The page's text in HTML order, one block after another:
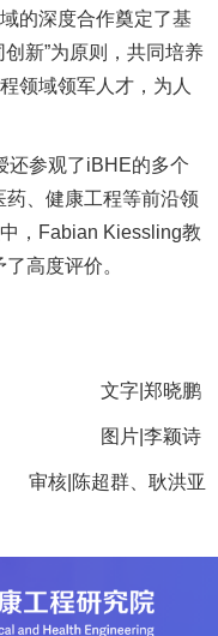
的深度合作奠定了基
新”为原则，共同培养
领域领军人才，为人
还参观了iBHE的多个
、健康工程等前沿领
，Fabian Kiessling教
高度评价。
文字|郑晓鹏
图片|李颖诗
审核|陈超群、耿洪亚